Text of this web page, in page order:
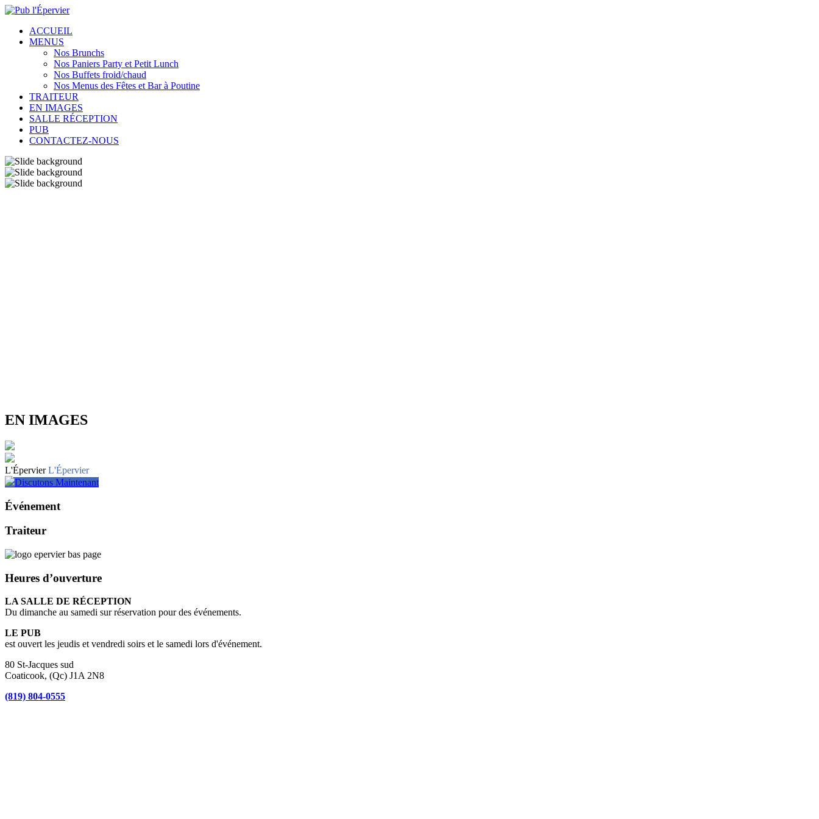
ACCUEIL
MENUS
Nos Brunchs
Nos Paniers Party et Petit Lunch
Nos Buffets froid/chaud
Nos Menus des Fêtes et Bar à Poutine
TRAITEUR
EN IMAGES
SALLE RÉCEPTION
PUB
CONTACTEZ-NOUS
EN IMAGES
L'Épervier L'Épervier
Discutons Maintenant
Événement
Traiteur
Heures d’ouverture
LA SALLE DE RÉCEPTION
Du dimanche au samedi sur réservation pour des événements.
LE PUB
est ouvert les jeudis et vendredi soirs et le samedi lors d'événement.
80 St-Jacques sud
Coaticook, (Qc) J1A 2N8
(819) 804-0555